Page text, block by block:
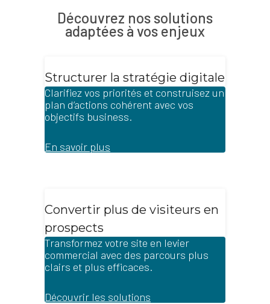
Découvrez nos solutions
adaptées à vos enjeux
Structurer la stratégie digitale
Clarifiez vos priorités et construisez un
plan d’actions cohérent avec vos
objectifs business.
En savoir plus
Convertir plus de visiteurs en
prospects
Transformez votre site en levier
commercial avec des parcours plus
clairs et plus efficaces.
Découvrir les solutions